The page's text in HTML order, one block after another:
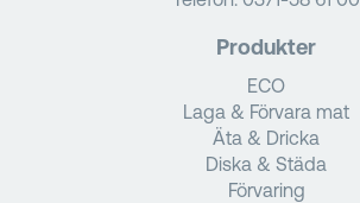
Produkter
ECO
Laga & Förvara mat
Äta & Dricka
Diska & Städa
Förvaring